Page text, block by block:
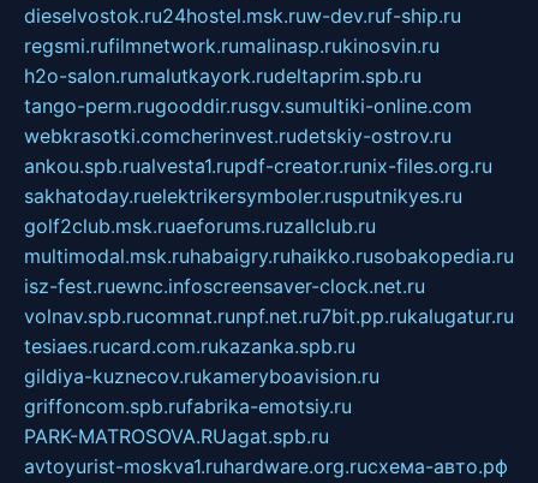
dieselvostok.ru24hostel.msk.ruw-dev.ruf-ship.ru
regsmi.rufilmnetwork.rumalinasp.rukinosvin.ru
h2o-salon.rumalutkayork.rudeltaprim.spb.ru
tango-perm.rugooddir.rusgv.sumultiki-online.com
webkrasotki.comcherinvest.rudetskiy-ostrov.ru
ankou.spb.rualvesta1.rupdf-creator.runix-files.org.ru
sakhatoday.ruelektrikersymboler.rusputnikyes.ru
golf2club.msk.ruaeforums.ruzallclub.ru
multimodal.msk.ruhabaigry.ruhaikko.rusobakopedia.ru
isz-fest.ruewnc.infoscreensaver-clock.net.ru
volnav.spb.rucomnat.runpf.net.ru7bit.pp.rukalugatur.ru
tesiaes.rucard.com.rukazanka.spb.ru
gildiya-kuznecov.rukameryboavision.ru
griffoncom.spb.rufabrika-emotsiy.ru
PARK-MATROSOVA.RUagat.spb.ru
avtoyurist-moskva1.ruhardware.org.ruсхема-авто.рф